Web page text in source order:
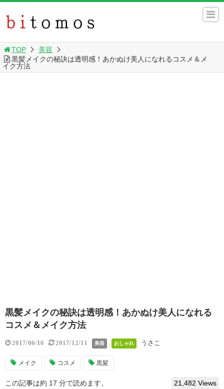
TOP
美容
黒髪メイクの秘訣は透明感！あかぬけ美人になれるコスメ＆メ
イク方法
黒髪メイクの秘訣は透明感！あかぬけ美人になれる
コスメ＆メイク方法
2017/06/16 2017/12/11 美容 おしゃれ うさこ
メイク コスメ 黒髪
この記事は約 17 分で読めます。 21,482 Views